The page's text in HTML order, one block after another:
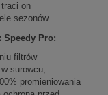
on
sezonów.
Speedy Pro:
filtrów
surowcu,
promieniowania